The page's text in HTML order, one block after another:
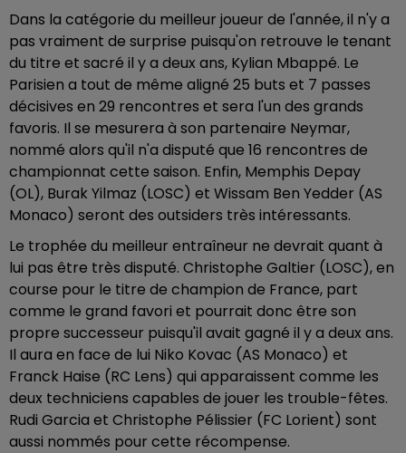
Dans la catégorie du meilleur joueur de l'année, il n'y a
pas vraiment de surprise puisqu'on retrouve le tenant
du titre et sacré il y a deux ans, Kylian Mbappé. Le
Parisien a tout de même aligné 25 buts et 7 passes
décisives en 29 rencontres et sera l'un des grands
favoris. Il se mesurera à son partenaire Neymar,
nommé alors qu'il n'a disputé que 16 rencontres de
championnat cette saison. Enfin, Memphis Depay
(OL), Burak Yilmaz (LOSC) et Wissam Ben Yedder (AS
Monaco) seront des outsiders très intéressants.
Le trophée du meilleur entraîneur ne devrait quant à
lui pas être très disputé. Christophe Galtier (LOSC), en
course pour le titre de champion de France, part
comme le grand favori et pourrait donc être son
propre successeur puisqu'il avait gagné il y a deux ans.
Il aura en face de lui Niko Kovac (AS Monaco) et
Franck Haise (RC Lens) qui apparaissent comme les
deux techniciens capables de jouer les trouble-fêtes.
Rudi Garcia et Christophe Pélissier (FC Lorient) sont
aussi nommés pour cette récompense.